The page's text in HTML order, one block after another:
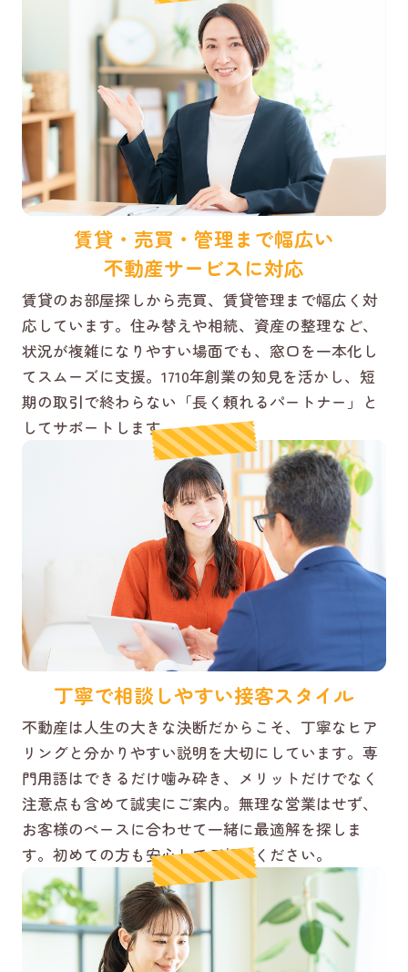
賃貸・売買・管理まで幅広い
不動産サービスに対応
賃貸のお部屋探しから売買、賃貸管理まで幅広く対
応しています。住み替えや相続、資産の整理など、
状況が複雑になりやすい場面でも、窓口を一本化し
てスムーズに支援。1710年創業の知見を活かし、短
期の取引で終わらない「長く頼れるパートナー」と
してサポートします。
丁寧で相談しやすい接客スタイル
不動産は人生の大きな決断だからこそ、丁寧なヒア
リングと分かりやすい説明を大切にしています。専
門用語はできるだけ噛み砕き、メリットだけでなく
注意点も含めて誠実にご案内。無理な営業はせず、
お客様のペースに合わせて一緒に最適解を探しま
す。初めての方も安心してご相談ください。